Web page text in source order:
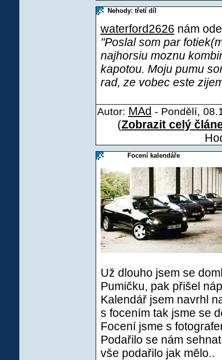
Nehody: třetí díl
waterford2626 nám
"Poslal som par
najhorsiu moznu
kapotou. Moju pumu
rad, ze vobec este
Autor: MAd - Pondělí,
(Zobrazit celý
Focení kalendáře
Už dlouho jsem se
Pumičku, pak přišel
Kalendář jsem navrhl
s focením tak jsme se
Focení jsme s
Podařilo se nám
vše podařilo jak mělo..